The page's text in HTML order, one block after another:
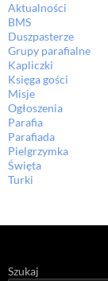
Aktualności
BMS
Duszpasterze
Grupy parafialne
Kapliczki
Księga gości
Misje
Ogłoszenia
Parafia
Parafiada
Pielgrzymka
Święta
Turki
Szukaj